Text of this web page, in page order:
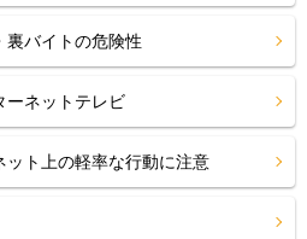
裏バイトの危険性
ーネットテレビ
ット上の軽率な行動に注意